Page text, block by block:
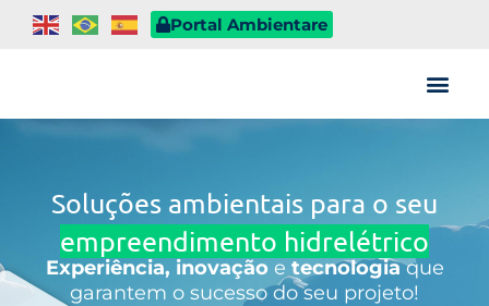
Portal Ambientare
Soluções ambientais para o seu
empreendimento hidrelétrico
Experiência, inovaçãoe tecnologiaque
garantem o sucesso do seu projeto!